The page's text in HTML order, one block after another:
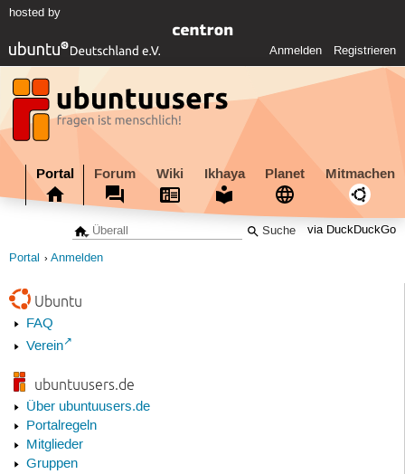
hosted by
Anmelden Registrieren
Portal Forum Wiki Ikhaya Planet Mitmachen
via DuckDuckGo
Portal Anmelden
Ubuntu
FAQ
Verein
ubuntuusers.de
Über ubuntuusers.de
Portalregeln
Mitglieder
Gruppen